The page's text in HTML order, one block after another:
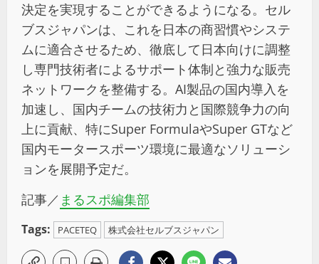
決定を実現することができるようになる。セル
ブスジャパンは、これを日本の商習慣やシステ
ムに適合させるため、徹底して日本向けに調整
し専門技術者によるサポート体制と強力な販売
ネットワークを整備する。AI製品の国内導入を
加速し、国内チームの技術力と国際競争力の向
上に貢献、特にSuper FormulaやSuper GTなど
国内モータースポーツ環境に最適なソリューシ
ョンを展開予定だ。
記事／ まるスポ編集部
Tags: PACETEQ 株式会社セルブスジャパン